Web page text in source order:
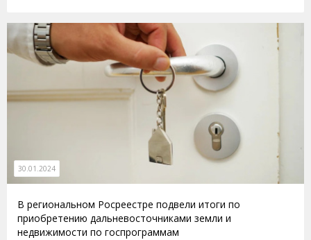
30.01.2024
В региональном Росреестре подвели итоги по
приобретению дальневосточниками земли и
недвижимости по госпрограммам